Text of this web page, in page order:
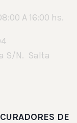
A 16:00 hs.
S/N. Salta
DE